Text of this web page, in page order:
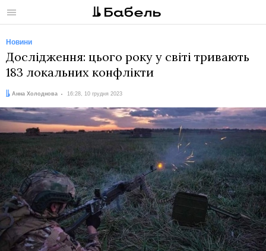
Меню
Новини
Дослідження: цього року у світі тривають
183 локальних конфлікти
Автор:
Анна Холоднова
Дата: 16:28, 10 грудня 2023